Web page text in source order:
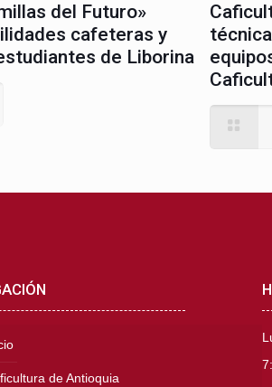
del Futuro»
cafeteras y
de Liborina
de Antioquia